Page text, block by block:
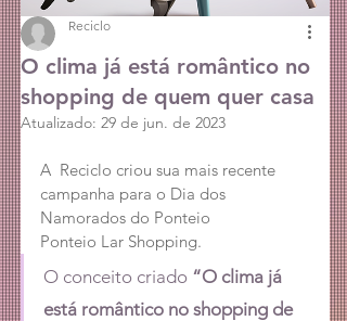
O clima já está romântico no
shopping de quem quer casa
Reciclo
Atualizado: 29 de jun. de 2023
A  Reciclo criou sua mais recente
campanha para o Dia dos
Namorados do Ponteio
Ponteio Lar Shopping.
O conceito criado “O clima já
está romântico no shopping de